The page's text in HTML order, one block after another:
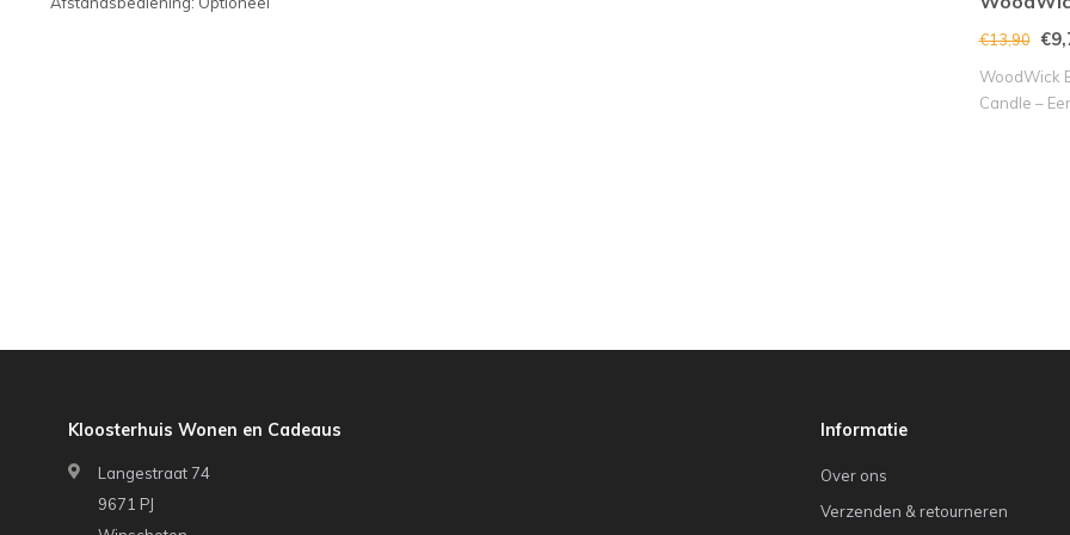
€13,90
WoodWick
Candle –
Kloosterhuis Wonen en Cadeaus
Langestraat 74
9671 PJ
Informatie
Over ons
Verzenden & retourneren